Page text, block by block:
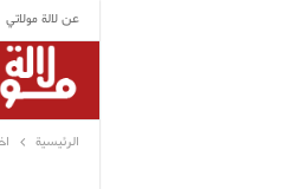
عن لالة مولاتي
الرئيسية